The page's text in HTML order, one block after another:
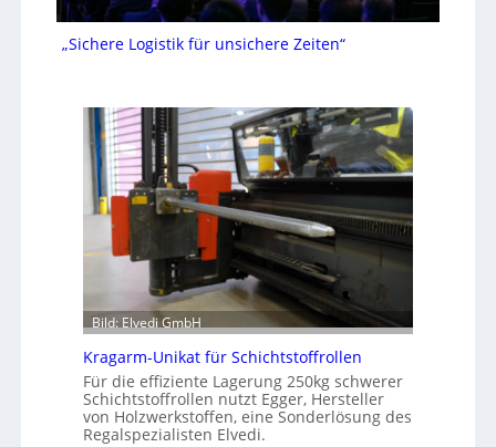
„Sichere Logistik für unsichere Zeiten“
Bild: Elvedi GmbH
Kragarm-Unikat für Schichtstoffrollen
Für die effiziente Lagerung 250kg schwerer
Schichtstoffrollen nutzt Egger, Hersteller
von Holzwerkstoffen, eine Sonderlösung des
Regalspezialisten Elvedi.